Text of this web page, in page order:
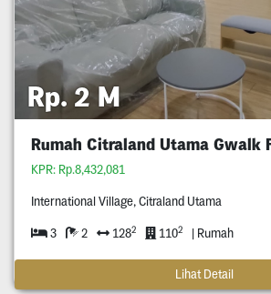
Rp. 2 M
KPR: Rp.8,432,081
International Village, Citraland Utama
3 2 1282 1102 | Rumah
Lihat Detail